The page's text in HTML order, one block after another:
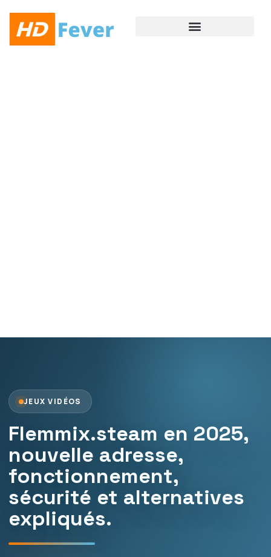
JEUX VIDÉOS
Flemmix.steam en 2025,
nouvelle adresse,
fonctionnement,
sécurité et alternatives
expliqués.